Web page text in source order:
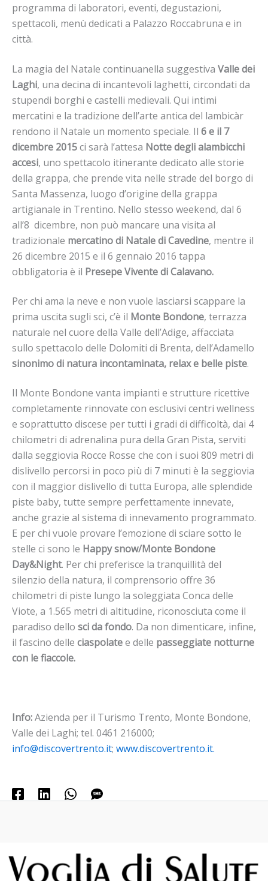
programma di laboratori, eventi, degustazioni,
spettacoli, menù dedicati a Palazzo Roccabruna e in
città.
La magia del Natale continuanella suggestiva Valle dei
Laghi, una decina di incantevoli laghetti, circondati da
stupendi borghi e castelli medievali. Qui intimi
mercatini e la tradizione dell’arte antica del lambicàr
rendono il Natale un momento speciale. Il 6 e il 7
dicembre 2015ci sarà l’attesa Notte degli alambicchi
accesi, uno spettacolo itinerante dedicato alle storie
della grappa, che prende vita nelle strade del borgo di
Santa Massenza, luogo d’origine della grappa
artigianale in Trentino. Nello stesso weekend, dal 6
all’8 dicembre, non può mancare una visita al
tradizionale mercatino di Natale di Cavedine, mentre il
26 dicembre 2015 e il 6 gennaio 2016 tappa
obbligatoria è il Presepe Vivente di Calavano.
Per chi ama la neve e non vuole lasciarsi scappare la
prima uscita sugli sci, c’è il Monte Bondone, terrazza
naturale nel cuore della Valle dell’Adige, affacciata
sullo spettacolo delle Dolomiti di Brenta, dell’Adamello
sinonimo di natura incontaminata, relax e belle piste.
Il Monte Bondone vanta impianti e strutture ricettive
completamente rinnovate con esclusivi centri wellness
e soprattutto discese per tutti i gradi di difficoltà, dai 4
chilometri di adrenalina pura della Gran Pista, serviti
dalla seggiovia Rocce Rosse che con i suoi 809 metri di
dislivello percorsi in poco più di 7 minuti è la seggiovia
con il maggior dislivello di tutta Europa, alle splendide
piste baby, tutte sempre perfettamente innevate,
anche grazie al sistema di innevamento programmato.
E per chi vuole provare l’emozione di sciare sotto le
stelle ci sono le Happy snow/Monte Bondone
Day&Night. Per chi preferisce la tranquillità del
silenzio della natura, il comprensorio offre 36
chilometri di piste lungo la soleggiata Conca delle
Viote, a 1.565 metri di altitudine, riconosciuta come il
paradiso dello sci da fondo. Da non dimenticare, infine,
il fascino delle ciaspolatee delle passeggiate notturne
con le fiaccole.
Info:Azienda per il Turismo Trento, Monte Bondone,
Valle dei Laghi; tel. 0461 216000;
info@discovertrento.it; www.discovertrento.it.